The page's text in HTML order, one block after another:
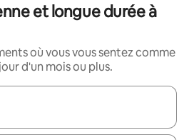
et longue durée à
où vous vous sentez comme
d'un mois ou plus.
utilisez les flèches vers le